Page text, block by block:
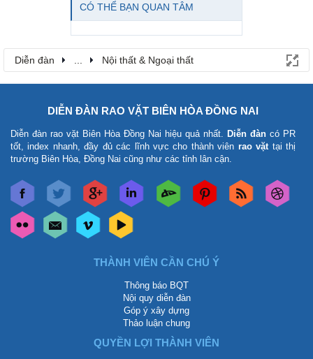
CÓ THỂ BẠN QUAN TÂM
Diễn đàn Nội thất & Ngoại thất
DIỄN ĐÀN RAO VẶT BIÊN HÒA ĐỒNG NAI
Diễn đàn rao vặt Biên Hòa Đồng Nai hiệu quả nhất. Diễn đàn có PR
tốt, index nhanh, đầy đủ các lĩnh vực cho thành viên rao vặt tại thị
trường Biên Hòa, Đồng Nai cũng như các tỉnh lân cận.
THÀNH VIÊN CẦN CHÚ Ý
Thông báo BQT
Nội quy diễn đàn
Góp ý xây dựng
Thảo luận chung
QUYỀN LỢI THÀNH VIÊN